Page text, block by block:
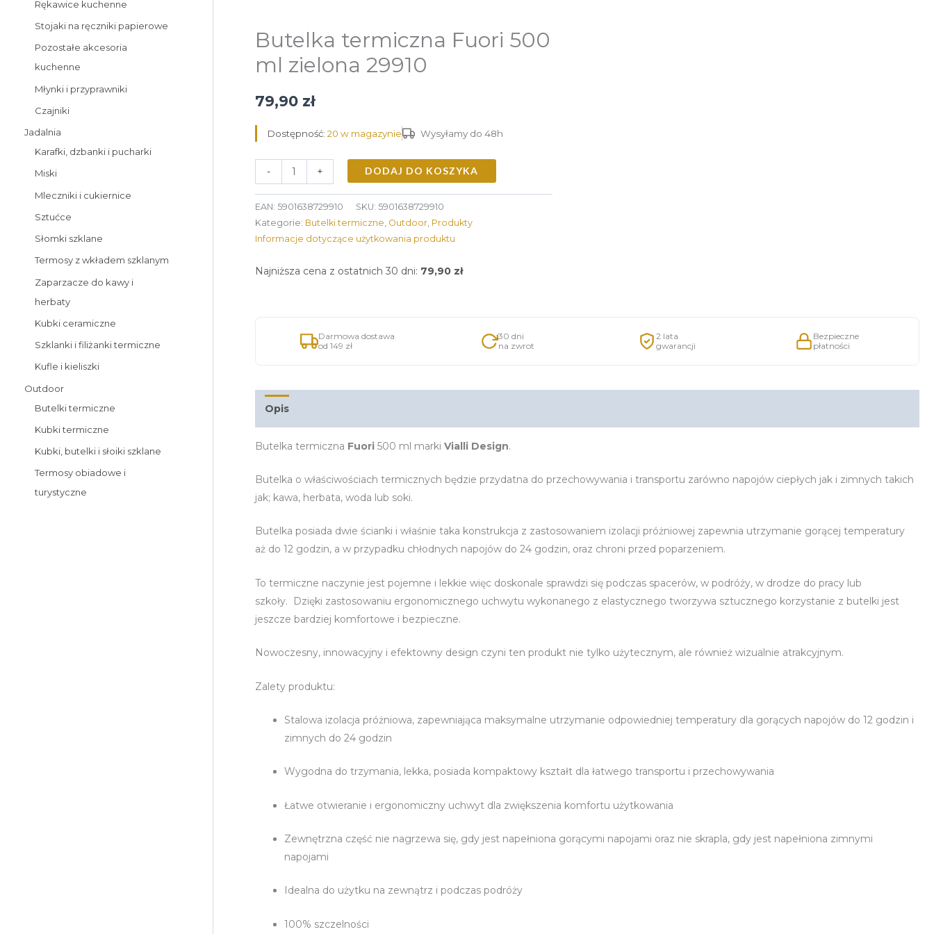
Rękawice kuchenne
Stojaki na ręczniki papierowe
Pozostałe akcesoria
kuchenne
Młynki i przyprawniki
Czajniki
Jadalnia
Karafki, dzbanki i pucharki
Miski
Mleczniki i cukiernice
Sztućce
Słomki szklane
Termosy z wkładem szklanym
Zaparzacze do kawy i
herbaty
Kubki ceramiczne
Szklanki i filiżanki termiczne
Kufle i kieliszki
Outdoor
Butelki termiczne
Kubki termiczne
Kubki, butelki i słoiki szklane
Termosy obiadowe i
turystyczne
Butelka termiczna Fuori 500
ml zielona 29910
79,90 zł
Dostępność: 20 w magazynie Wysyłamy do 48h
- + DODAJ DO KOSZYKA
EAN: 5901638729910 SKU: 5901638729910
Kategorie: Butelki termiczne, Outdoor, Produkty
Informacje dotyczące użytkowania produktu
Najniższa cena z ostatnich 30 dni: 79,90 zł
Darmowa dostawa
od 149 zł
30 dni
na zwrot
2 lata
gwarancji
Bezpieczne
płatności
Opis
Butelka termiczna Fuori500 ml marki Vialli Design.
Butelka o właściwościach termicznych będzie przydatna do przechowywania i transportu zarówno napojów ciepłych jak i zimnych takich
jak; kawa, herbata, woda lub soki.
Butelka posiada dwie ścianki i właśnie taka konstrukcja z zastosowaniem izolacji próżniowej zapewnia utrzymanie gorącej temperatury
aż do 12 godzin, a w przypadku chłodnych napojów do 24 godzin, oraz chroni przed poparzeniem.
To termiczne naczynie jest pojemne i lekkie więc doskonale sprawdzi się podczas spacerów, w podróży, w drodze do pracy lub
szkoły. Dzięki zastosowaniu ergonomicznego uchwytu wykonanego z elastycznego tworzywa sztucznego korzystanie z butelki jest
jeszcze bardziej komfortowe i bezpieczne.
Nowoczesny, innowacyjny i efektowny design czyni ten produkt nie tylko użytecznym, ale również wizualnie atrakcyjnym.
Zalety produktu:
Stalowa izolacja próżniowa, zapewniająca maksymalne utrzymanie odpowiedniej temperatury dla gorących napojów do 12 godzin i
zimnych do 24 godzin
Wygodna do trzymania, lekka, posiada kompaktowy kształt dla łatwego transportu i przechowywania
Łatwe otwieranie i ergonomiczny uchwyt dla zwiększenia komfortu użytkowania
Zewnętrzna część nie nagrzewa się, gdy jest napełniona gorącymi napojami oraz nie skrapla, gdy jest napełniona zimnymi
napojami
Idealna do użytku na zewnątrz i podczas podróży
100% szczelności